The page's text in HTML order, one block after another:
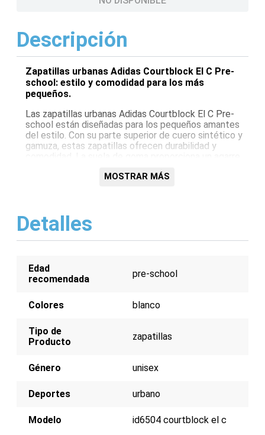
Descripción
Zapatillas urbanas Adidas Courtblock El C Pre-
school: estilo y comodidad para los más
pequeños.
Las zapatillas urbanas Adidas Courtblock El C Pre-
school están diseñadas para los pequeños amantes
del estilo. Con su parte superior de cuero sintético y
gamuza, estas zapatillas ofrecen durabilidad y
laterales mejoran la transpirabilidad. Ya sea para jugar
Características:
Parte superior de cuero sintético y gamuza para
Perforaciones en los laterales para mejorar la
transpirabilidad
MOSTRAR MÁS
Detalles
Edad
recomendada
pre-school
Colores blanco
Tipo de
Producto
zapatillas
Género unisex
Deportes urbano
Modelo id6504 courtblock el c